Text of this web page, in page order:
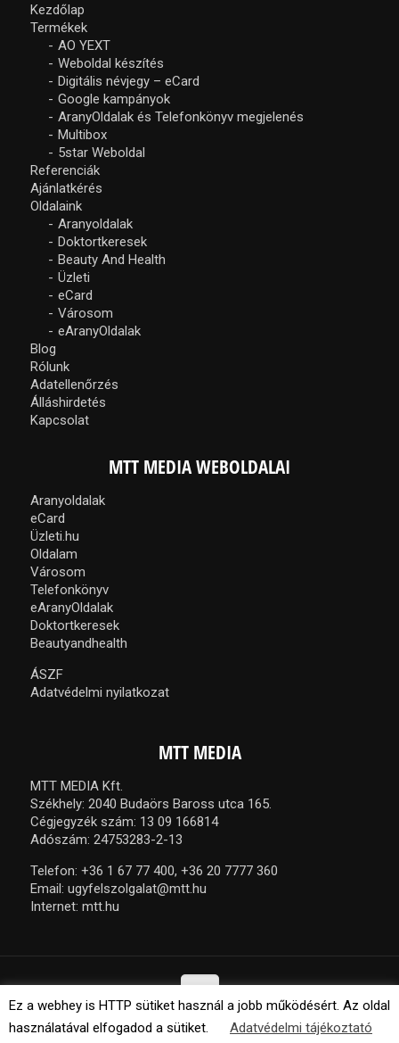
Kezdőlap
Termékek
AO YEXT
Weboldal készítés
Digitális névjegy – eCard
Google kampányok
AranyOldalak és Telefonkönyv megjelenés
Multibox
5star Weboldal
Referenciák
Ajánlatkérés
Oldalaink
Aranyoldalak
Doktortkeresek
Beauty And Health
Üzleti
eCard
Városom
eAranyOldalak
Blog
Rólunk
Adatellenőrzés
Álláshirdetés
Kapcsolat
MTT MEDIA WEBOLDALAI
Aranyoldalak
eCard
Üzleti.hu
Oldalam
Városom
Telefonkönyv
eAranyOldalak
Doktortkeresek
Beautyandhealth
ÁSZF
Adatvédelmi nyilatkozat
MTT MEDIA
MTT MEDIA Kft.
Székhely: 2040 Budaörs Baross utca 165.
Cégjegyzék szám: 13 09 166814
Adószám: 24753283-2-13
Telefon: +36 1 67 77 400, +36 20 7777 360
Email: ugyfelszolgalat@mtt.hu
Internet: mtt.hu
© 2021 MTT Media Kft. Minden jog fenntartva.
Ez a webhey is HTTP sütiket használ a jobb működésért. Az oldal
használatával elfogadod a sütiket.
Adatvédelmi tájékoztató